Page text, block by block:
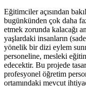
Eğitimciler açısından
bugünkünden çok daha
etmek zorunda kalacağı
yaşlardaki insanların
yönelik bir dizi eylem
personeline, mesleki
edecektir. Bu projede
profesyonel öğretim
ortamındaki mevcut